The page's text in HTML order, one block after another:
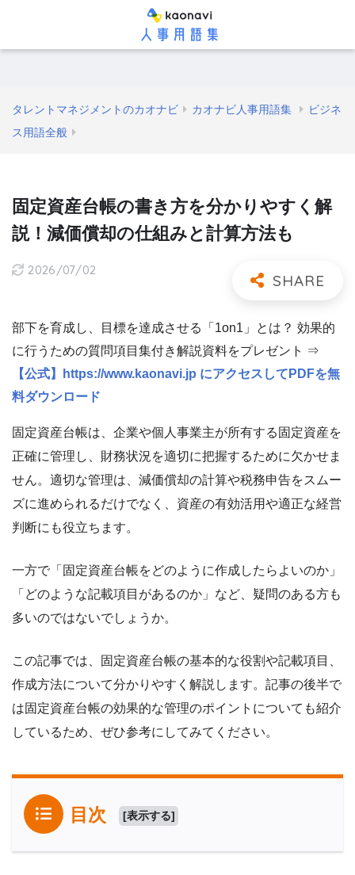
タレントマネジメントのカオナビ カオナビ人事用語集
ビジネ
ス用語全般
固定資産台帳の書き方を分かりやすく解
説！減価償却の仕組みと計算方法も
2026/07/02
部下を育成し、目標を達成させる「1on1」とは？ 効果的
に行うための質問項目集付き解説資料をプレゼント ⇒
【公式】https://www.kaonavi.jp にアクセスしてPDFを無
料ダウンロード
固定資産台帳は、企業や個人事業主が所有する固定資産を
正確に管理し、財務状況を適切に把握するために欠かせま
せん。適切な管理は、減価償却の計算や税務申告をスムー
ズに進められるだけでなく、資産の有効活用や適正な経営
判断にも役立ちます。
一方で「固定資産台帳をどのように作成したらよいのか」
「どのような記載項目があるのか」など、疑問のある方も
多いのではないでしょうか。
この記事では、固定資産台帳の基本的な役割や記載項目、
作成方法について分かりやすく解説します。記事の後半で
は固定資産台帳の効果的な管理のポイントについても紹介
しているため、ぜひ参考にしてみてください。
目次 [表示する]